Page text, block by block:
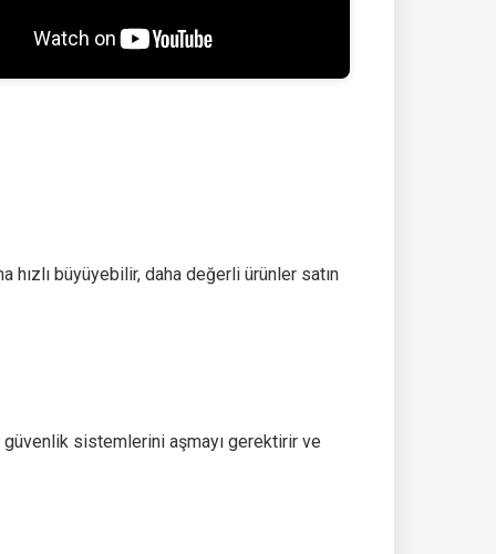
hızlı büyüyebilir, daha değerli ürünler satın
sistemlerini aşmayı gerektirir ve